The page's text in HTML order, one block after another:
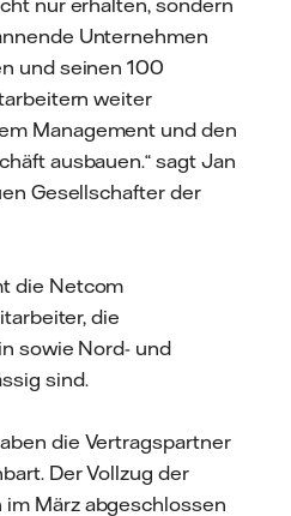
nur erhalten, sondern
Unternehmen
und seinen 100
weiter
Management und den
ausbauen.“ sagt Jan
Gesellschafter der
die Netcom
die
sowie Nord- und
sind.
die Vertragspartner
Der Vollzug der
März abgeschlossen